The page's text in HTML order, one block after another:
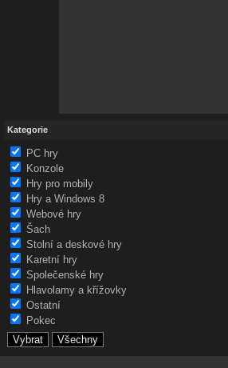
Kategorie
PC hry
Konzole
Hry pro mobily
Hry a Windows 8
Webové hry
Šach
Stolní a deskové hry
Karetní hry
Společenské hry
Hlavolamy a křížovky
Ostatní
Pokec